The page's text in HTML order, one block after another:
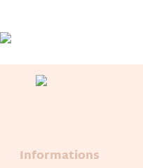
Informations